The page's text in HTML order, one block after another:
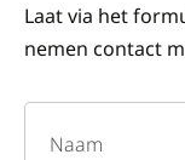
Laat via het
nemen contact